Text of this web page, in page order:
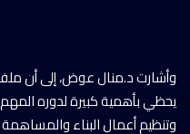
وأشارت د.منال عوض، إلى أن
يحظي بأهمية كبيرة لدوره المهم